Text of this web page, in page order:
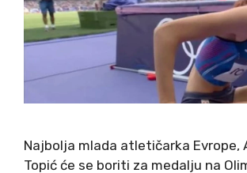
Najbolja mlada atletičarka Evrope,
Topić će se boriti za medalju na